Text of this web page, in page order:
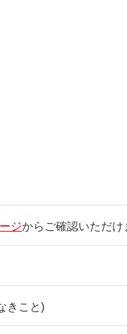
ジからご確認いただけ
きこと)